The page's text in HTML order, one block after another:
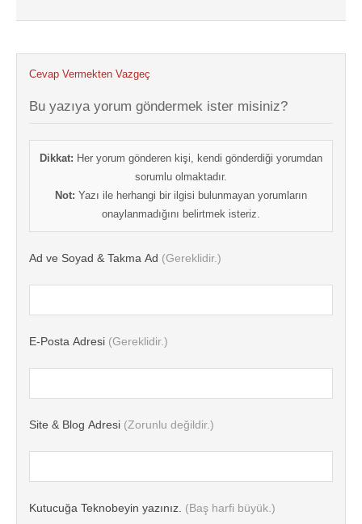
Cevap Vermekten Vazgeç
Bu yazıya yorum göndermek ister misiniz?
Dikkat: Her yorum gönderen kişi, kendi gönderdiği yorumdan
sorumlu olmaktadır.
Not: Yazı ile herhangi bir ilgisi bulunmayan yorumların
onaylanmadığını belirtmek isteriz.
Ad ve Soyad & Takma Ad (Gereklidir.)
E-Posta Adresi (Gereklidir.)
Site & Blog Adresi (Zorunlu değildir.)
Kutucuğa Teknobeyin yazınız. (Baş harfi büyük.)